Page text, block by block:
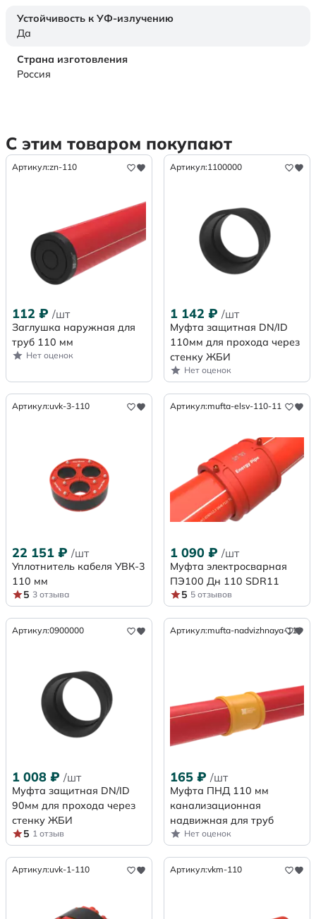
Устойчивость к УФ-излучению
Да
Страна изготовления
Россия
С этим товаром покупают
Артикул:zn-110
112 ₽ /шт
Заглушка наружная для
труб 110 мм
Нет оценок
Артикул:1100000
1 142 ₽ /шт
Муфта защитная DN/ID
110мм для прохода через
стенку ЖБИ
Нет оценок
Артикул:uvk-3-110
22 151 ₽ /шт
Уплотнитель кабеля УВК-3
110 мм
5 3 отзыва
Артикул:mufta-elsv-110-11
1 090 ₽ /шт
Муфта электросварная
ПЭ100 Дн 110 SDR11
5 5 отзывов
Артикул:0900000
1 008 ₽ /шт
Муфта защитная DN/ID
90мм для прохода через
стенку ЖБИ
5 1 отзыв
Артикул:mufta-nadvizhnaya-110
165 ₽ /шт
Муфта ПНД 110 мм
канализационная
надвижная для труб
Нет оценок
Артикул:uvk-1-110 Артикул:vkm-110